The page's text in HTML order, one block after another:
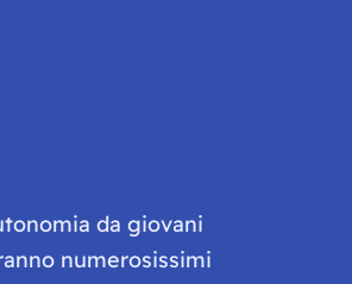
da giovani
numerosissimi